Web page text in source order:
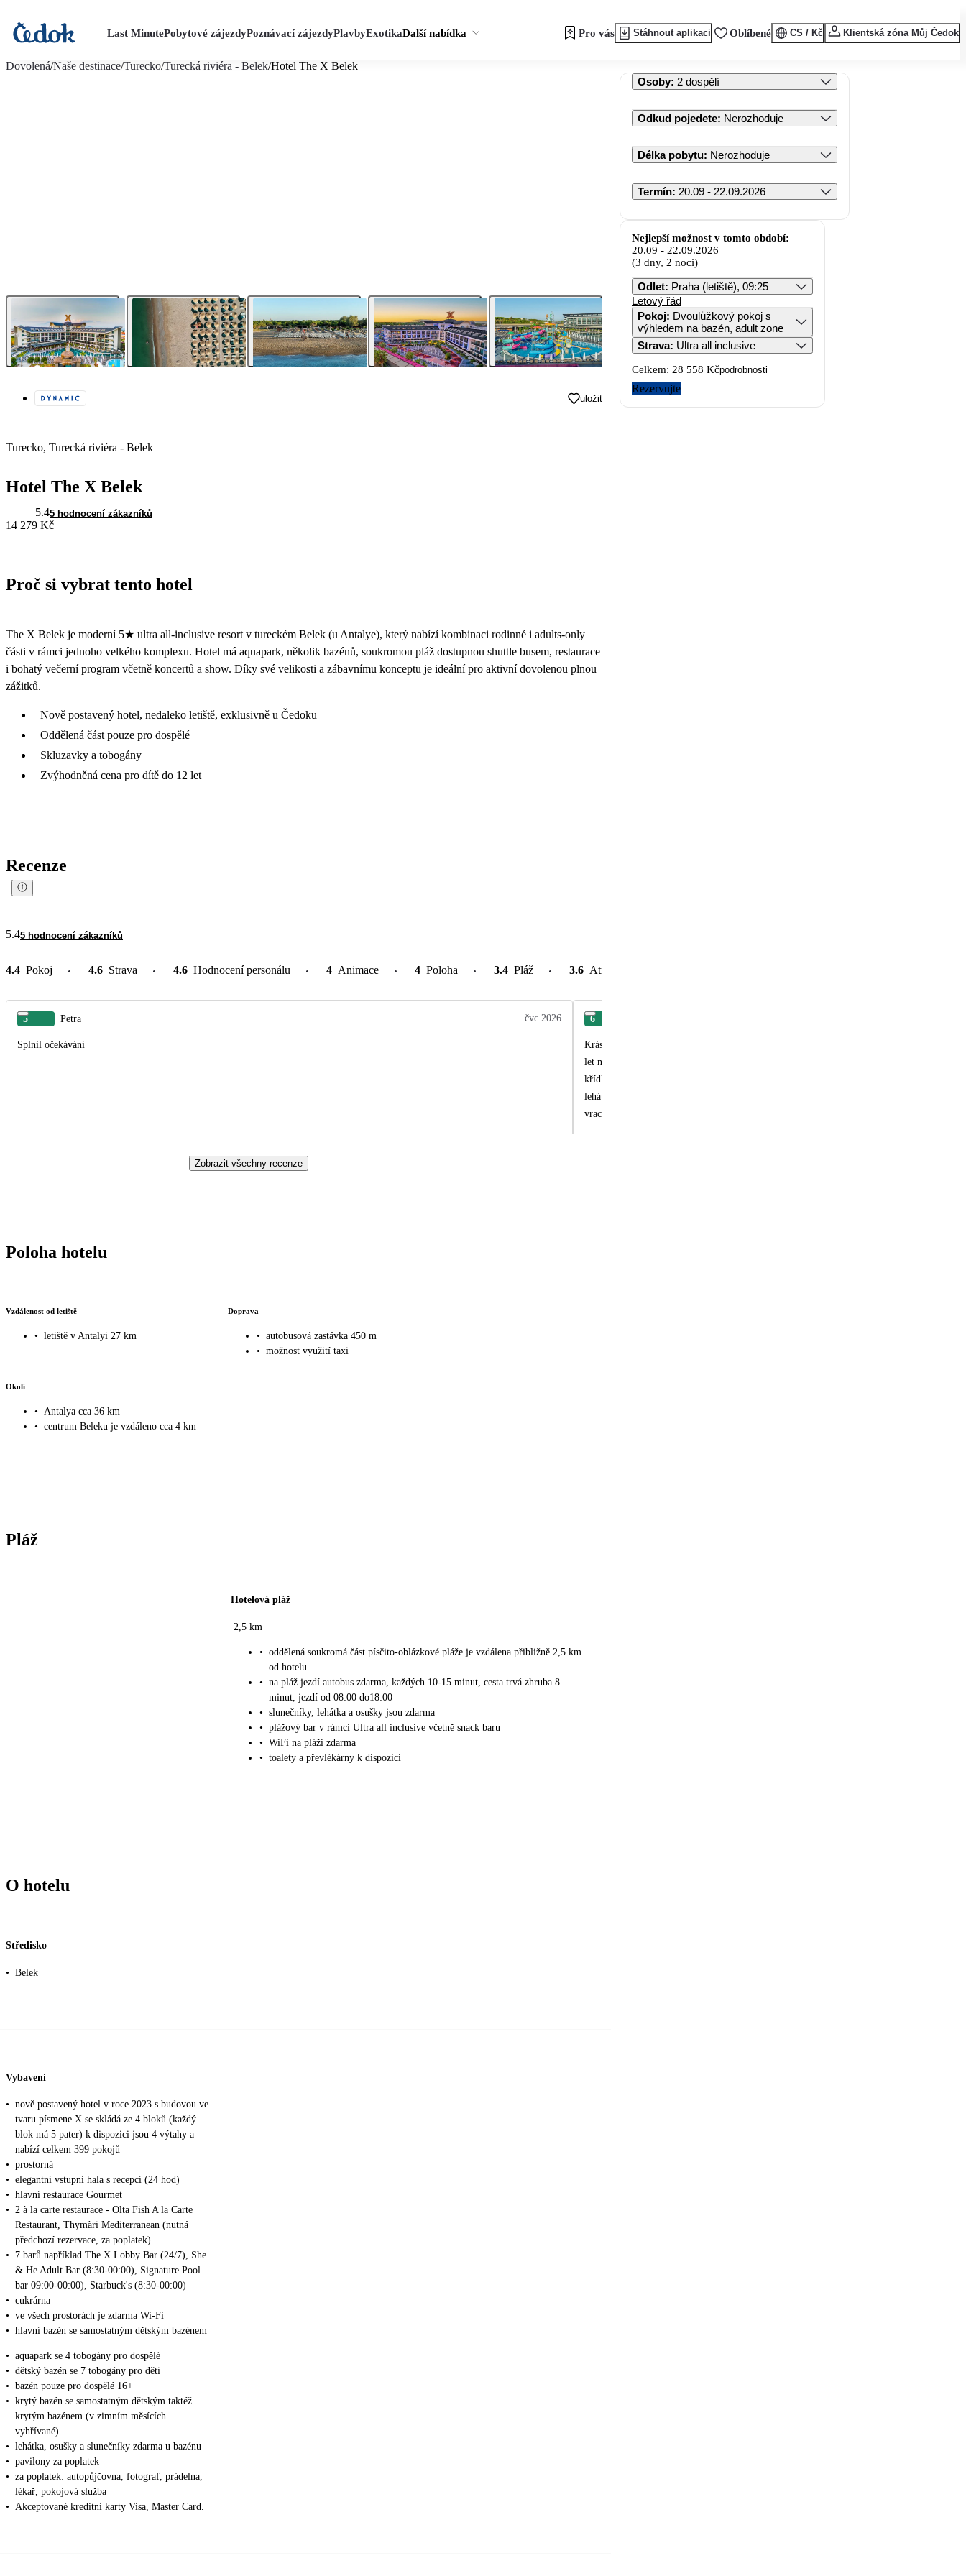
Last MinutePobytové zájezdyPoznávací zájezdyPlavbyExotikaDalší nabídka Pro vás Stáhnout aplikaci Oblíbené CS / Kč Klientská zóna Můj Čedok
Dovolená/Naše destinace/Turecko/Turecká riviéra - Belek/Hotel The X Belek
uložit
Turecko, Turecká riviéra - Belek
Hotel The X Belek
5.45 hodnocení zákazníků
14 279 Kč
Proč si vybrat tento hotel
The X Belek je moderní 5★ ultra all-inclusive resort v tureckém Belek (u Antalye), který nabízí kombinaci rodinné i adults-only
části v rámci jednoho velkého komplexu. Hotel má aquapark, několik bazénů, soukromou pláž dostupnou shuttle busem, restaurace
i bohatý večerní program včetně koncertů a show. Díky své velikosti a zábavnímu konceptu je ideální pro aktivní dovolenou plnou
zážitků.
Nově postavený hotel, nedaleko letiště, exklusivně u Čedoku
Oddělená část pouze pro dospělé
Skluzavky a tobogány
Zvýhodněná cena pro dítě do 12 let
Recenze
5.45 hodnocení zákazníků
4.4 Pokoj 4.6 Strava 4.6 Hodnocení personálu 4 Animace 4 Poloha 3.4 Pláž 3.6 Atrakce v okolí
5 Petra čvc 2026
Splnil očekávání
6
Krásný nový hotel, moderně vybavený, čip na otevření dveří přímo v náramku, odpadá
let na dovolenou jsem zažil výřivku, která byla součástí pokoje na terase, kam nebylo z
křídla hotelu v písmenu X. Každou 1/2 hod od 8 do 18 hod.,doprava moderním autobusem
lehátek se slunečníky a ÚŽASNÝ BAR s tak velkou a pestrou nabídkou pití alko, nealko a
vracet na hotel. Silná WiFi po celém hotelu i jeho okolních prostorách u bazénů a dokonce i
Zobrazit všechny recenze
Poloha hotelu
Vzdálenost od letiště
• letiště v Antalyi 27 km
Doprava
• autobusová zastávka 450 m
• možnost využití taxi
Okolí
• Antalya cca 36 km
• centrum Beleku je vzdáleno cca 4 km
Pláž
Hotelová pláž
2,5 km
• oddělená soukromá část písčito-oblázkové pláže je vzdálena přibližně 2,5 km
od hotelu
• na pláž jezdí autobus zdarma, každých 10-15 minut, cesta trvá zhruba 8
minut, jezdí od 08:00 do18:00
• slunečníky, lehátka a osušky jsou zdarma
• plážový bar v rámci Ultra all inclusive včetně snack baru
• WiFi na pláži zdarma
• toalety a převlékárny k dispozici
O hotelu
Středisko
• Belek
Vybavení
• nově postavený hotel v roce 2023 s budovou ve
tvaru písmene X se skládá ze 4 bloků (každý
blok má 5 pater) k dispozici jsou 4 výtahy a
nabízí celkem 399 pokojů
• prostorná
• elegantní vstupní hala s recepcí (24 hod)
• hlavní restaurace Gourmet
• 2 à la carte restaurace - Olta Fish A la Carte
Restaurant, Thymàri Mediterranean (nutná
předchozí rezervace, za poplatek)
•
7 barů například The X Lobby Bar (24/7), She
& He Adult Bar (8:30-00:00), Signature Pool
bar 09:00-00:00), Starbuck's (8:30-00:00)
• cukrárna
• ve všech prostorách je zdarma Wi-Fi
• hlavní bazén se samostatným dětským bazénem
• aquapark se 4 tobogány pro dospělé
• dětský bazén se 7 tobogány pro děti
• bazén pouze pro dospělé 16+
• krytý bazén se samostatným dětským taktéž
krytým bazénem (v zimním měsících
vyhřívané)
• lehátka, osušky a slunečníky zdarma u bazénu
• pavilony za poplatek
• za poplatek: autopůjčovna, fotograf, prádelna,
lékař, pokojová služba
• Akceptované kreditní karty Visa, Master Card.
Osoby: 2 dospělí
Odkud pojedete: Nerozhoduje
Délka pobytu: Nerozhoduje
Termín: 20.09 - 22.09.2026
Nejlepší možnost v tomto období:
20.09 - 22.09.2026
(3 dny, 2 noci)
Odlet: Praha (letiště), 09:25
Letový řád
Pokoj: Dvoulůžkový pokoj s
výhledem na bazén, adult zone
Strava: Ultra all inclusive
Celkem: 28 558 Kčpodrobnosti
Rezervujte